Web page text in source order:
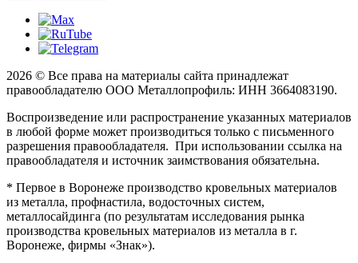
2026 © Все права на материалы сайта принадлежат
правообладателю ООО Металлопрофиль: ИНН 3664083190.
Воспроизведение или распространение указанных материалов
в любой форме может производиться только с письменного
разрешения правообладателя. При использовании ссылка на
правообладателя и источник заимствования обязательна.
* Первое в Воронеже производство кровельных материалов
из металла, профнастила, водосточных систем,
металлосайдинга (по результатам исследования рынка
производства кровельных материалов из металла в г.
Воронеже, фирмы «Знак»).